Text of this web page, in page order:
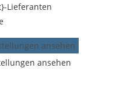
Lieferanten
ansehen
ansehen